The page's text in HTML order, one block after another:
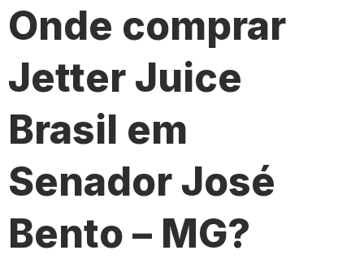
Onde comprar
Jetter Juice
Brasil em
Senador José
Bento – MG?